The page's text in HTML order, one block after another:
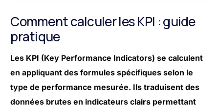
Comment calculer les KPI : guide
pratique
Les KPI (Key Performance Indicators) se calculent
en appliquant des formules spécifiques selon le
type de performance mesurée. Ils traduisent des
données brutes en indicateurs clairs permettant